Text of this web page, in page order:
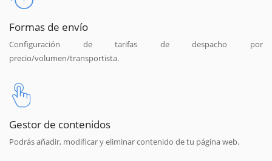
Formas de envío
Configuración de tarifas de despacho por
precio/volumen/transportista.
Gestor de contenidos
Podrás añadir, modificar y eliminar contenido de tu página web.